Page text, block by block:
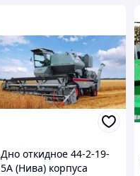
Дно откидное 44-2-19-
5А (Нива) корпуса